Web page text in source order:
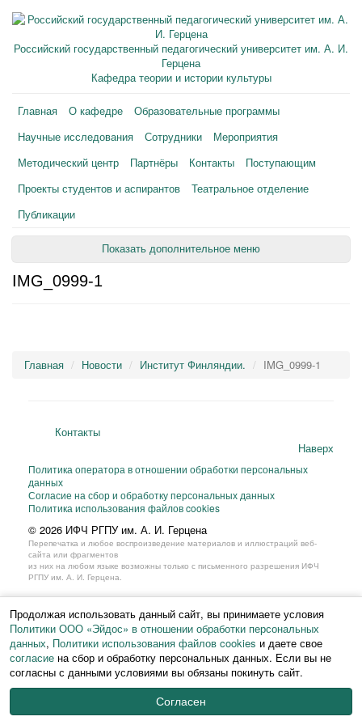
Российский государственный педагогический университет им. А. И.
Герцена
Кафедра теории и истории культуры
Главная О кафедре
Образовательные программы
Научные исследования
Сотрудники
Мероприятия
Методический центр
Партнёры Контакты
Поступающим
Проекты студентов и аспирантов
Театральное отделение
Публикации
Показать дополнительное меню
IMG_0999-1
Главная Новости Институт Финляндии. IMG_0999-1
Контакты
Наверх
Политика оператора в отношении обработки персональных
данных
Согласие на сбор и обработку персональных данных
Политика использования файлов cookies
© 2026 ИФЧ РГПУ им. А. И. Герцена
Перепечатка и любое воспроизведение материалов и иллюстраций веб-
сайта или фрагментов
из них на любом языке возможны только с письменного разрешения ИФЧ
РГПУ им. А. И. Герцена.
Продолжая использовать данный сайт, вы принимаете условия
Политики ООО «Эйдос» в отношении обработки персональных
данных, Политики использования файлов cookies и даете свое
согласие на сбор и обработку персональных данных. Если вы не
согласны с данными условиями вы обязаны покинуть сайт.
Согласен